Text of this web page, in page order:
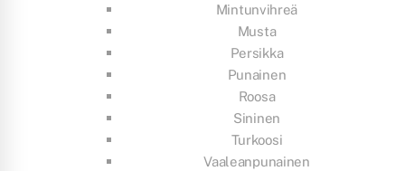
Mintunvihreä
Musta
Persikka
Punainen
Roosa
Sininen
Turkoosi
Vaaleanpunainen